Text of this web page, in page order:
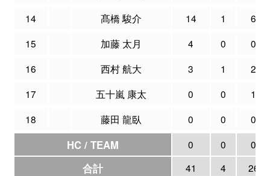
14
髙橋 駿介 14 1
6
15
加藤 太月 4 0
0
16
西村 航大 3 1
2
17
五十嵐 康太 0 0
1
18
藤田 龍臥 0 0 0
HC / TEAM 0 0 0
合計 41 4 26